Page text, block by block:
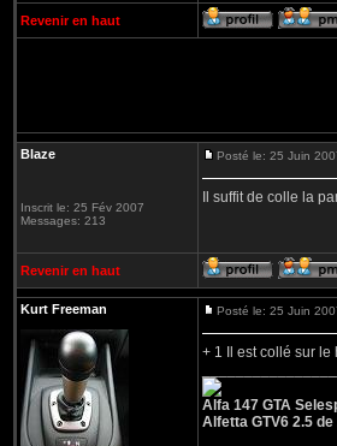
Revenir en haut
Blaze
Inscrit le: 25 Fév 2007
Messages: 213
Posté le: 25 Juin
Il suffit de colle la
Revenir en haut
Kurt Freeman Posté le: 25 Juin
+ 1 Il est collé sur le
Alfa 147 GTA
Alfetta GTV6 2.5 de